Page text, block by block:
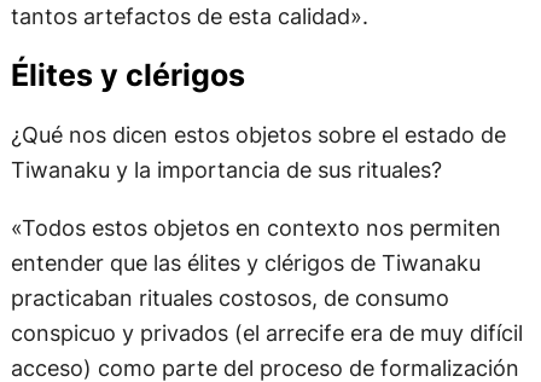
tantos artefactos de esta calidad».
Élites y clérigos
¿Qué nos dicen estos objetos sobre el estado de
Tiwanaku y la importancia de sus rituales?
«Todos estos objetos en contexto nos permiten
entender que las élites y clérigos de Tiwanaku
practicaban rituales costosos, de consumo
conspicuo y privados (el arrecife era de muy difícil
acceso) como parte del proceso de formalización